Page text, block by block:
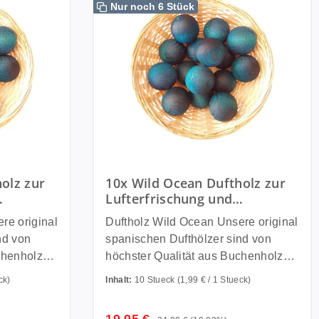
zur
-
von
Nur noch 6 Stück
10x Wild Ocean Duftholz zur
Lufterfrischung und
Raumbeduftung - Dufthölzer -
Duftfrüchte - Duftkugel
Duftholz Wild Ocean Unsere original
spanischen Dufthölzer sind von
höchster Qualität aus Buchenholz
Inhalt: 10 Stueck (1,99 € / 1 Stueck)